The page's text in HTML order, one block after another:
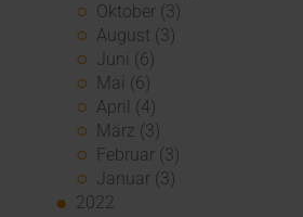
Oktober (3)
August (3)
Juni (6)
Mai (6)
April (4)
März (3)
Februar (3)
Januar (3)
2022